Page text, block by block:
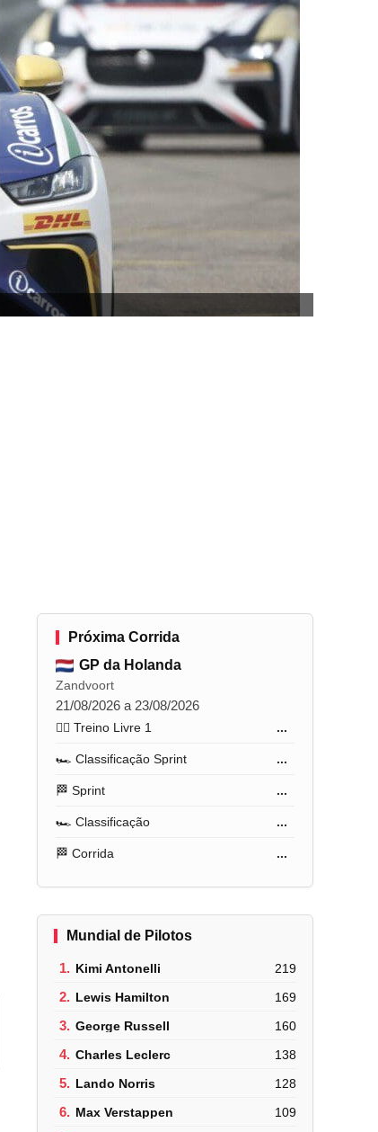
Próxima Corrida
GP da Holanda
Zandvoort
21/08/2026 a 23/08/2026
🏋️‍♂️ Treino Livre 1 ...
🏎️ Classificação Sprint ...
🏁 Sprint ...
🏎️ Classificação ...
🏁 Corrida ...
Mundial de Pilotos
1. Kimi Antonelli 219
2. Lewis Hamilton 169
3. George Russell 160
4. Charles Leclerc 138
5. Lando Norris 128
6. Max Verstappen 109